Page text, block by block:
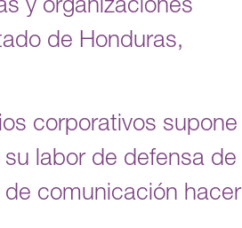
y organizaciones
de Honduras,
corporativos supone
labor de defensa de
comunicación hacer